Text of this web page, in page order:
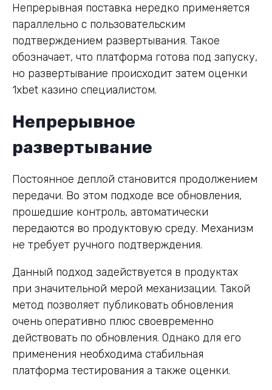
Непрерывная поставка нередко применяется
параллельно с пользовательским
подтверждением развертывания. Такое
обозначает, что платформа готова под запуску,
но развертывание происходит затем оценки
1xbet казино специалистом.
Непрерывное
развертывание
Постоянное деплой становится продолжением
передачи. Во этом подходе все обновления,
прошедшие контроль, автоматически
передаются во продуктовую среду. Механизм
не требует ручного подтверждения.
Данный подход задействуется в продуктах
при значительной мерой механизации. Такой
метод позволяет публиковать обновления
очень оперативно плюс своевременно
действовать по обновления. Однако для его
применения необходима стабильная
платформа тестирования а также оценки.